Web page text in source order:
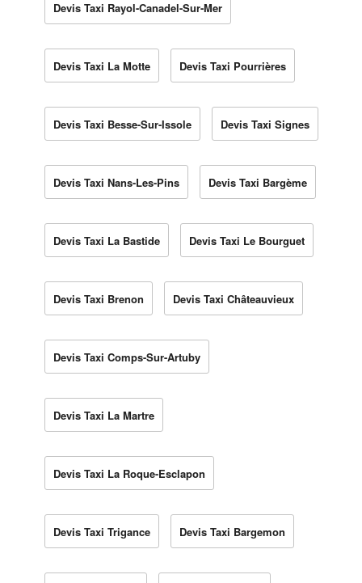
Devis Taxi Rayol-Canadel-Sur-Mer
Devis Taxi La Motte Devis Taxi Pourrières
Devis Taxi Besse-Sur-Issole Devis Taxi Signes
Devis Taxi Nans-Les-Pins Devis Taxi Bargème
Devis Taxi La Bastide Devis Taxi Le Bourguet
Devis Taxi Brenon Devis Taxi Châteauvieux
Devis Taxi Comps-Sur-Artuby
Devis Taxi La Martre
Devis Taxi La Roque-Esclapon
Devis Taxi Trigance Devis Taxi Bargemon